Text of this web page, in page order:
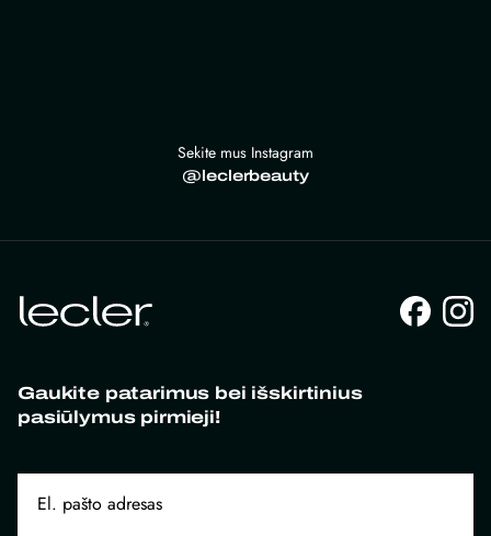
Sekite mus Instagram
@leclerbeauty
Gaukite patarimus bei išskirtinius
pasiūlymus pirmieji!